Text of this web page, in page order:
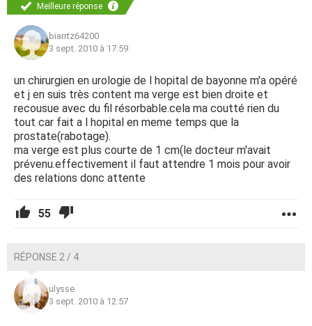
Meilleure réponse
biarrtz64200
3 sept. 2010 à 17:59
un chirurgien en urologie de l hopital de bayonne m'a opéré
et j en suis très content ma verge est bien droite et
recousue avec du fil résorbable.cela ma coutté rien du
tout car fait a l hopital en meme temps que la
prostate(rabotage).
ma verge est plus courte de 1 cm(le docteur m'avait
prévenu.effectivement il faut attendre 1 mois pour avoir
des relations donc attente
55
RÉPONSE 2 / 4
ulysse
3 sept. 2010 à 12:57